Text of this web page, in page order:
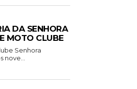
DA SENHORA
MOTO CLUBE
Senhora